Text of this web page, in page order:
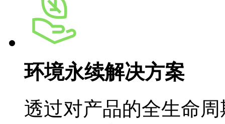
环境永续解决方案
透过对产品的全生命周